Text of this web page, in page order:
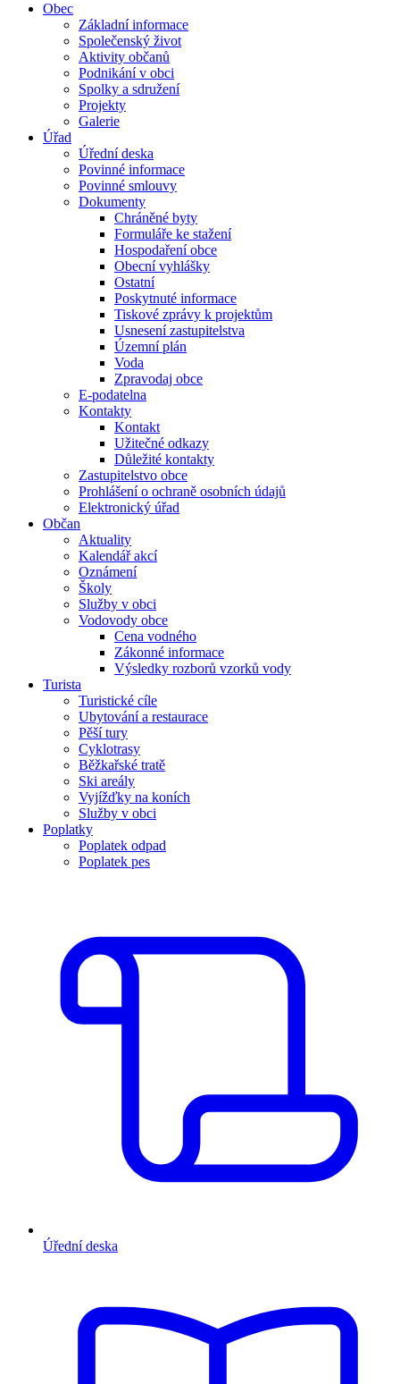
Obec
Základní informace
Společenský život
Aktivity občanů
Podnikání v obci
Spolky a sdružení
Projekty
Galerie
Úřad
Úřední deska
Povinné informace
Povinné smlouvy
Dokumenty
Chráněné byty
Formuláře ke stažení
Hospodaření obce
Obecní vyhlášky
Ostatní
Poskytnuté informace
Tiskové zprávy k projektům
Usnesení zastupitelstva
Územní plán
Voda
Zpravodaj obce
E-podatelna
Kontakty
Kontakt
Užitečné odkazy
Důležité kontakty
Zastupitelstvo obce
Prohlášení o ochraně osobních údajů
Elektronický úřad
Občan
Aktuality
Kalendář akcí
Oznámení
Školy
Služby v obci
Vodovody obce
Cena vodného
Zákonné informace
Výsledky rozborů vzorků vody
Turista
Turistické cíle
Ubytování a restaurace
Pěší tury
Cyklotrasy
Běžkařské tratě
Ski areály
Vyjížďky na koních
Služby v obci
Poplatky
Poplatek odpad
Poplatek pes
Úřední deska